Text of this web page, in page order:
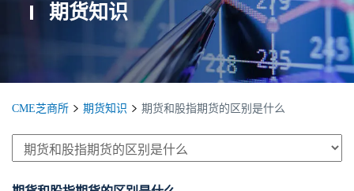
期货知识
CME芝商所 期货知识 期货和股指期货的区别是什么